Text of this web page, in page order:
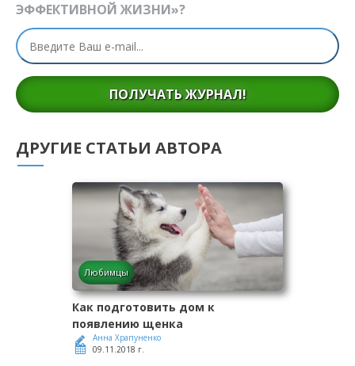
ЭФФЕКТИВНОЙ ЖИЗНИ»?
ПОЛУЧАТЬ ЖУРНАЛ!
ДРУГИЕ СТАТЬИ АВТОРА
Любимцы
Как подготовить дом к
появлению щенка
Анна Храпуненко
09.11.2018 г.